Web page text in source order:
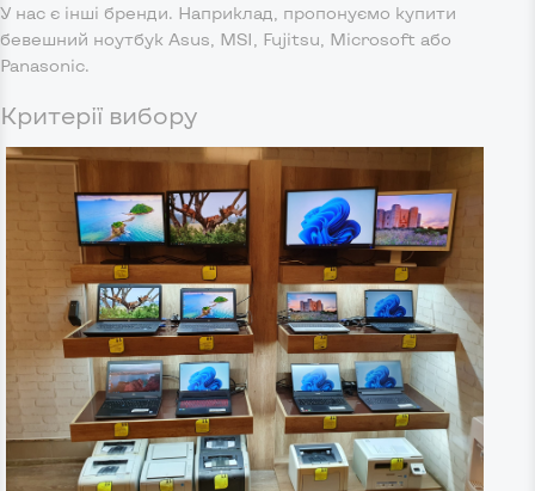
У нас є інші бренди. Наприклад, пропонуємо купити
бевешний ноутбук Asus, MSI, Fujitsu, Microsoft або
Panasonic.
Критерії вибору